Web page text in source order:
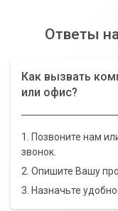
Ответы
Как вызвать
или офис?
1. Позвоните нам
звонок.
2. Опишите Вашу
3. Назначьте